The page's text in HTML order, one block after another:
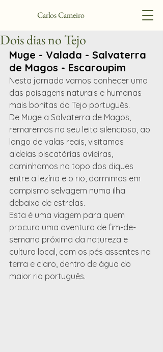
Carlos Carneiro
Dois dias no Tejo
Muge - Valada - Salvaterra
de Magos - Escaroupim
Nesta jornada vamos conhecer uma
das paisagens naturais e humanas
mais bonitas do Tejo português.
De Muge a Salvaterra de Magos,
remaremos no seu leito silencioso, ao
longo de valas reais, visitamos
aldeias piscatórias avieiras,
caminhamos no topo dos diques
entre a lezíria e o rio, dormimos em
campismo selvagem numa ilha
debaixo de estrelas.
Esta é uma viagem para quem
procura uma aventura de fim-de-
semana próxima da natureza e
cultura local, com os pés assentes na
terra e claro, dentro de água do
maior rio português.